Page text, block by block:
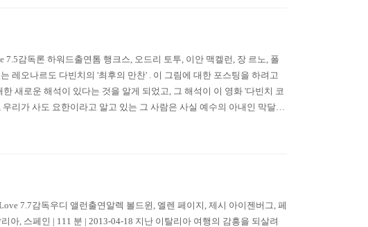
감독론 하워드출연톰 행크스, 오드리 토투, 이안 맥켈런, 장 르노, 폴
레오나르도 다빈치의 '최후의 만찬' . 이 그림에 대한 포스팅을 하려고
새로운 해석이 있다는 것을 알게 되었고, 그 해석이 이 영화 '다빈치 코
리가 사도 요한이라고 알고 있는 그 사람은 사실 예수의 아내인 막달라
있다.이럴수가! 기독교적인 입..
7.7감독우디 앨런출연알렉 볼드윈, 엘렌 페이지, 제시 아이젠버그, 페
아, 스페인 | 111 분 | 2013-04-18 지난 이탈리아 여행의 감흥을 되살려